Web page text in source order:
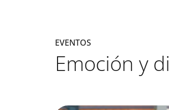
EVENTOS
Emoción y